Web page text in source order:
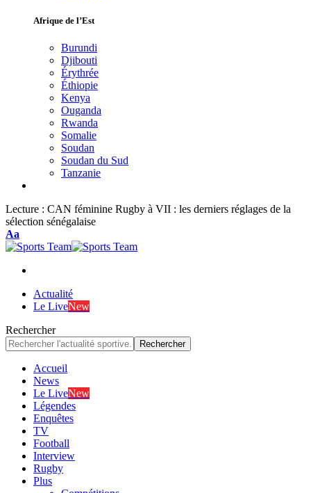
Afrique de l’Est
Burundi
Djibouti
Érythrée
Éthiopie
Kenya
Ouganda
Rwanda
Somalie
Soudan
Soudan du Sud
Tanzanie
Lecture : CAN féminine Rugby à VII : les derniers réglages de la
sélection sénégalaise
Font
Resizer
Aa
Actualité
Le LiveNew
Rechercher
Accueil
News
Le LiveNew
Légendes
Enquêtes
TV
Football
Interview
Rugby
Plus